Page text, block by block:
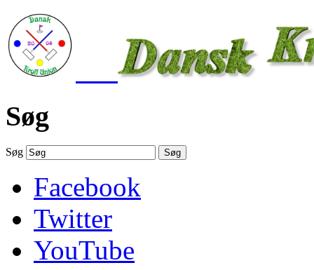
Søg
Søg Søg
Facebook
Twitter
YouTube